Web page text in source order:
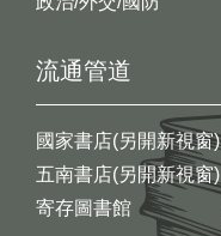
流通管道
國家書店(另開新視窗)
五南書店(另開新視窗)
寄存圖書館